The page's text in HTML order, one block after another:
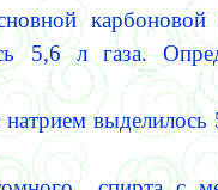
5,6 л газа.
выделилось